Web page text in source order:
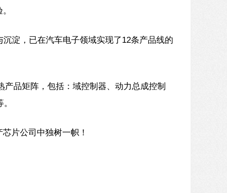
淀，已在汽车电子领域实现了12条产品线的
品矩阵，包括：域控制器、动力总成控制
片公司中独树一帜！